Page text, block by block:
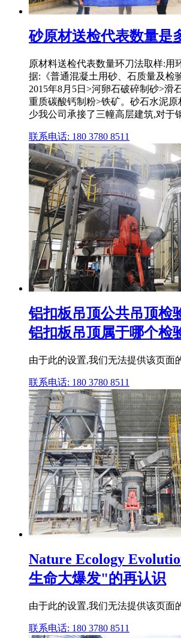
砂原材送检代表数量是
原材料送检代表数量环刀法取样:用
据:《普通混凝土用砂、石质量及检
2015年8月5日>河卵石破碎制砂>滑
重质碳酸钙制粉>铁矿。砂石水泥
少我公司承接了三幢高层建筑,对于
联系电话: 180 3780 8511
铝扣板吊顶公共吊顶检
铝扣板吊顶属于哪个检
由于此的设置,我们无法提供该页面
联系电话: 180 3780 8511
Nature Ecology
生命大爆发"的再认识
由于此的设置,我们无法提供该页面
联系电话: 180 3780 8511